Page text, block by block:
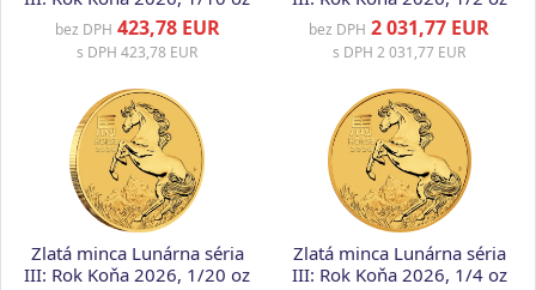
bez DPH 423,78 EUR
s DPH 423,78 EUR
bez DPH 2 031,77 EUR
s DPH 2 031,77 EUR
Zlatá minca Lunárna séria
III: Rok Koňa 2026, 1/20 oz
Zlatá minca Lunárna séria
III: Rok Koňa 2026, 1/4 oz